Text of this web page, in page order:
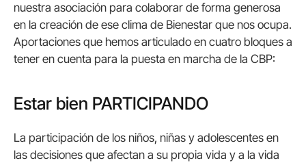
nuestra asociación para colaborar de forma generosa
en la creación de ese clima de Bienestar que nos ocupa.
Aportaciones que hemos articulado en cuatro bloques a
tener en cuenta para la puesta en marcha de la CBP:
Estar bien PARTICIPANDO
La participación de los niños, niñas y adolescentes en
las decisiones que afectan a su propia vida y a la vida